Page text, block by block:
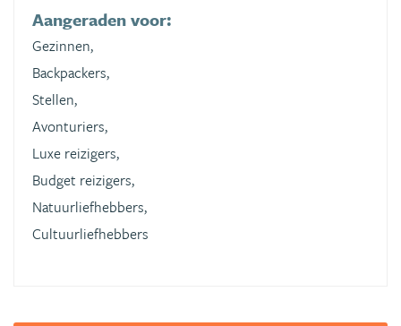
Aangeraden voor:
Gezinnen,
Backpackers,
Stellen,
Avonturiers,
Luxe reizigers,
Budget reizigers,
Natuurliefhebbers,
Cultuurliefhebbers